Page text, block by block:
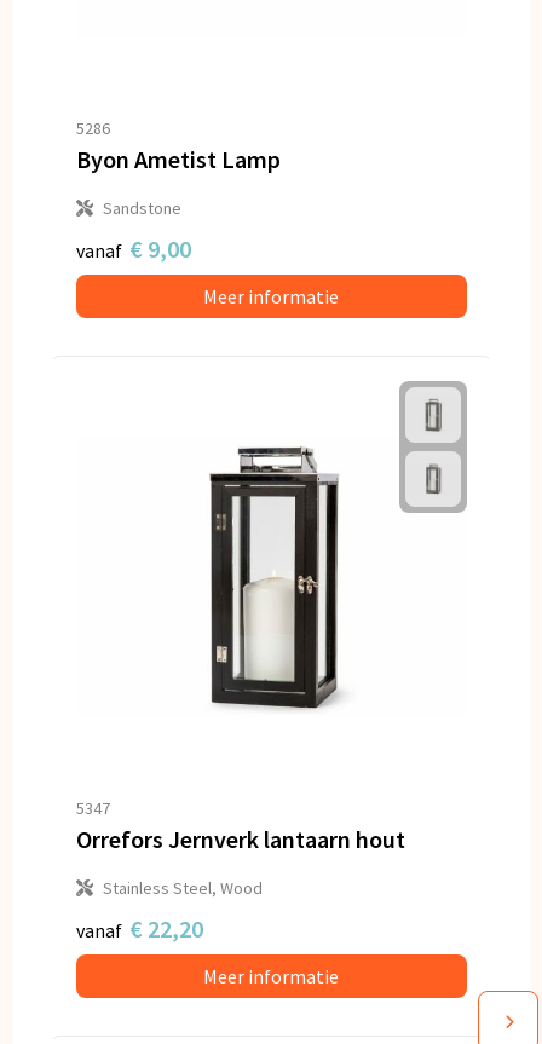
5286
Byon Ametist Lamp
Sandstone
vanaf € 9,00
Meer informatie
5347
Orrefors Jernverk lantaarn hout
Stainless Steel, Wood
vanaf € 22,20
Meer informatie